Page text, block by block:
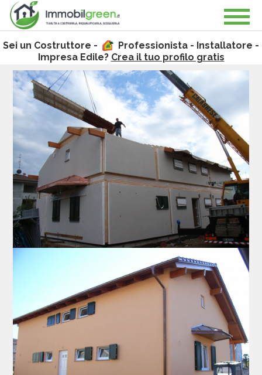
Sei un Costruttore -
Professionista - Installatore -
Impresa Edile? Crea il tuo profilo gratis